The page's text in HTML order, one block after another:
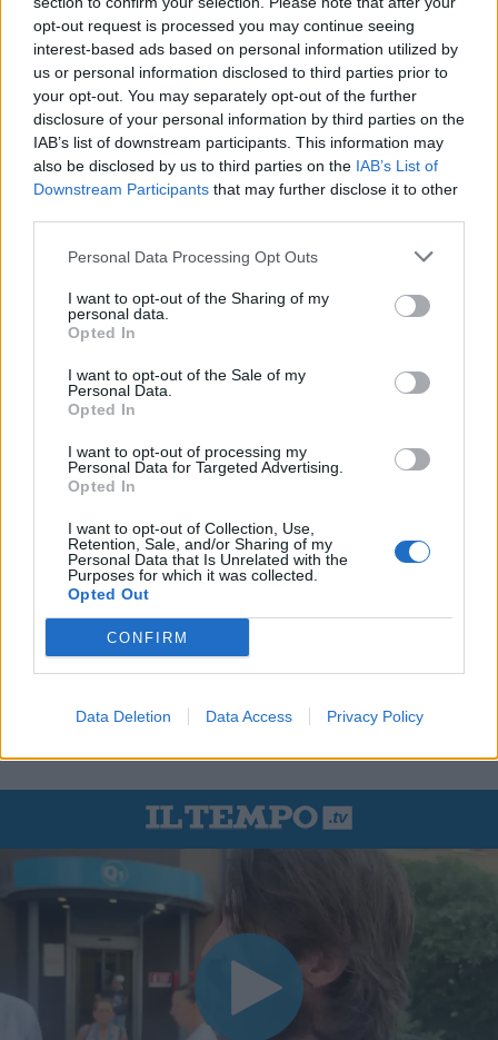
opt-out request is processed you may continue seeing
interest-based ads based on personal information utilized by
us or personal information disclosed to third parties prior to
your opt-out. You may separately opt-out of the further
disclosure of your personal information by third parties on the
IAB’s list of downstream participants. This information may
also be disclosed by us to third parties on the IAB’s List of
Downstream Participants that may further disclose it to other
Personal Data Processing Opt Outs
I want to opt-out of the Sharing of my
personal data.
Opted In
I want to opt-out of the Sale of my
Personal Data.
Opted In
I want to opt-out of processing my
Personal Data for Targeted Advertising.
Opted In
I want to opt-out of Collection, Use,
Retention, Sale, and/or Sharing of my
Personal Data that Is Unrelated with the
Purposes for which it was collected.
Opted Out
CONFIRM
Data Deletion Data Access Privacy Policy